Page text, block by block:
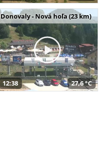
Donovaly - Nová hoľa (23 km)
12:38 27,6 °C